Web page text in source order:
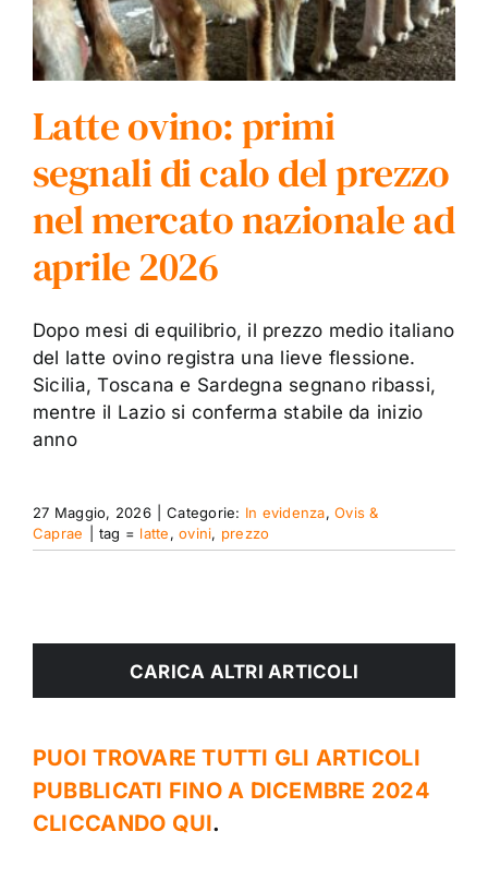
Latte ovino: primi
segnali di calo del prezzo
nel mercato nazionale ad
aprile 2026
Dopo mesi di equilibrio, il prezzo medio italiano
del latte ovino registra una lieve flessione.
Sicilia, Toscana e Sardegna segnano ribassi,
mentre il Lazio si conferma stabile da inizio
anno
27 Maggio, 2026 Categorie: In evidenza,Ovis &
Caprae
tag = latte,ovini, prezzo
CARICA ALTRI ARTICOLI
PUOI TROVARE TUTTI GLI ARTICOLI
PUBBLICATI FINO A DICEMBRE 2024
CLICCANDO QUI.